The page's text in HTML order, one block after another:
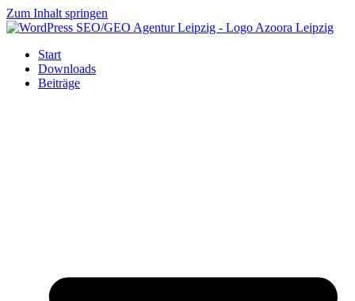
Zum Inhalt springen
Start
Downloads
Beiträge